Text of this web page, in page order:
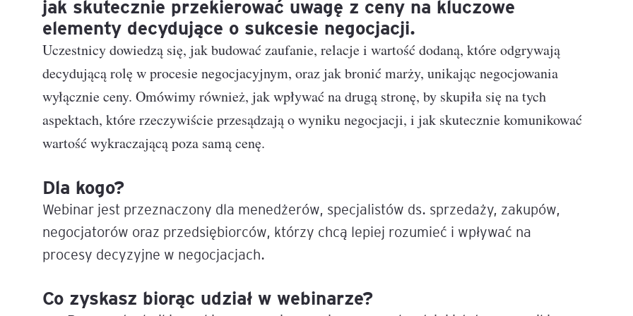
AI w Pythonie: Praktyczne
Warsztaty z Large Language
Chat GPT i AI – Inteligentna
Prawo sztucznej inteligencji
Agenci AI w praktyce –
Warsztaty dla menedżerów
Generatywna AI – prawne
Mapa szkoleń
jak skutecznie przekierować uwagę z ceny na kluczowe
elementy decydujące o sukcesie negocjacji.
Uczestnicy dowiedzą się, jak budować zaufanie, relacje i wartość dodaną, które odgrywają
decydującą rolę w procesie negocjacyjnym, oraz jak bronić marży, unikając negocjowania
wyłącznie ceny. Omówimy również, jak wpływać na drugą stronę, by skupiła się na tych
aspektach, które rzeczywiście przesądzają o wyniku negocjacji, i jak skutecznie komunikować
wartość wykraczającą poza samą cenę.
Dla kogo?
Webinar jest przeznaczony dla menedżerów, specjalistów ds. sprzedaży, zakupów,
negocjatorów oraz przedsiębiorców, którzy chcą lepiej rozumieć i wpływać na
procesy decyzyjne w negocjacjach.
Co zyskasz biorąc udział w webinarze?